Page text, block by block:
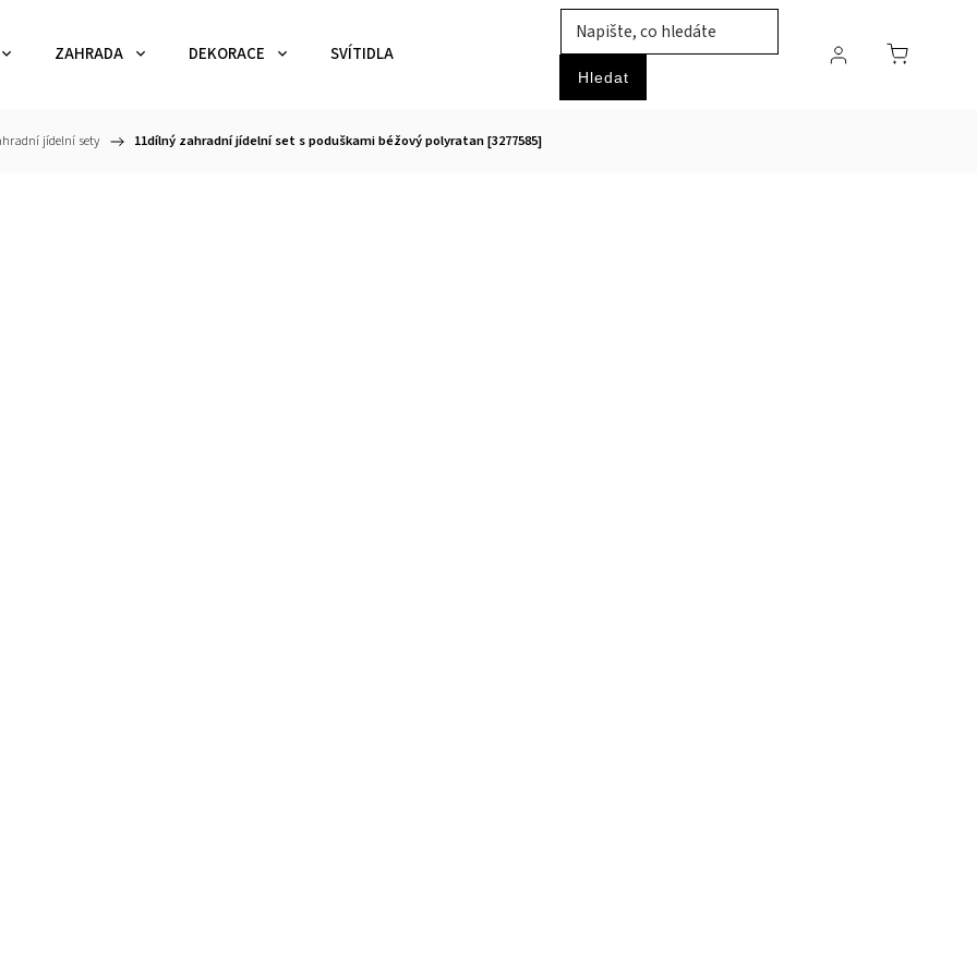
Hledat
ZAHRADA DEKORACE SVÍTIDLA ZVÍŘATA PRŮMYSLOVÉ ZBOŽÍ HOBBY
jídelní sety / 11dílný zahradní jídelní set s poduškami béžový polyratan [3277585]